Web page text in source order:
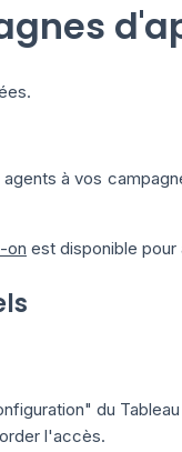
à vos
on est disponible
du
l'accès.